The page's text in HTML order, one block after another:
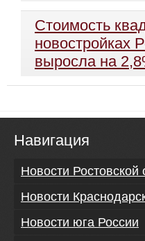
Стоимость
новостройках
выросла на
Навигация
Новости Ростовской
Новости
Новости юга России